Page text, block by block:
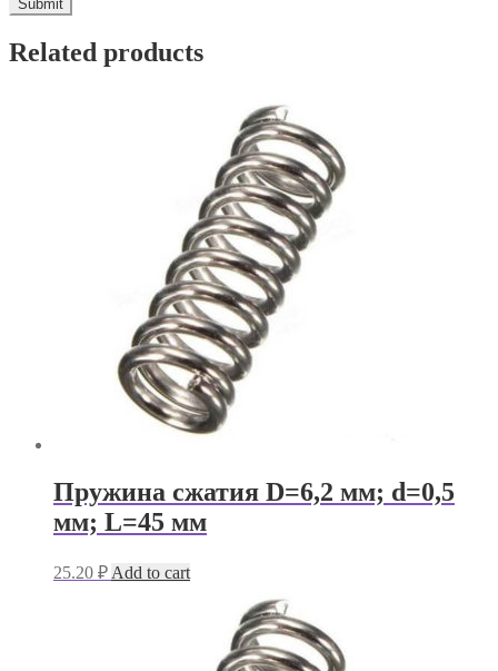
Related products
Пружина сжатия D=6,2 мм; d=0,5
мм; L=45 мм
25.20 ₽ Add to cart